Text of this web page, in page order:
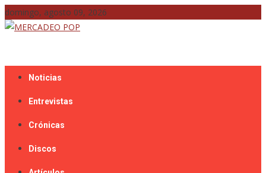
Skip
to
domingo, agosto 09, 2026
Noticias
Entrevistas
Crónicas
Discos